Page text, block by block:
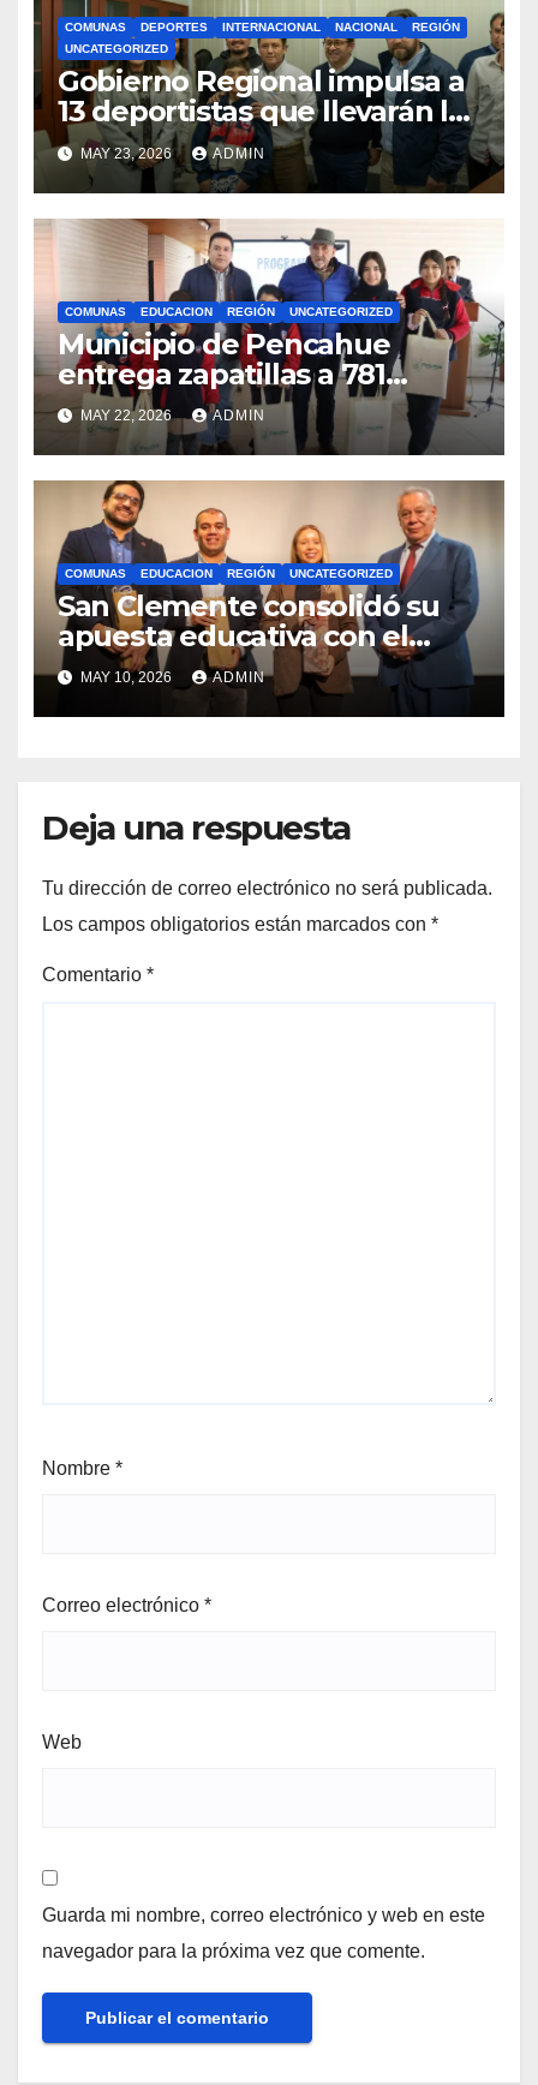
COMUNAS DEPORTES INTERNACIONAL NACIONAL
REGIÓN
UNCATEGORIZED
Gobierno Regional impulsa a
13 deportistas que llevarán la
bandera maulina a
competencias
internacionales
MAY 23, 2026 ADMIN
COMUNAS EDUCACION REGIÓN UNCATEGORIZED
Municipio de Pencahue
entrega zapatillas a 781
estudiantes con recursos del
Royalty Minero
MAY 22, 2026 ADMIN
COMUNAS EDUCACION REGIÓN UNCATEGORIZED
San Clemente consolidó su
apuesta educativa con el
lanzamiento del
Preuniversitario Brotes 2026
MAY 10, 2026 ADMIN
Deja una respuesta
Tu dirección de correo electrónico no será publicada.
Los campos obligatorios están marcados con *
Comentario *
Nombre *
Correo electrónico *
Web
Guarda mi nombre, correo electrónico y web en este
navegador para la próxima vez que comente.